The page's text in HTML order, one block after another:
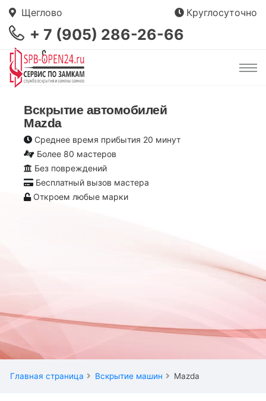
Щеглово Круглосуточно
+ 7 (905) 286-26-66
Вскрытие автомобилей
Mazda
Среднее время прибытия 20 минут
Более 80 мастеров
Без повреждений
Бесплатный вызов мастера
Откроем любые марки
Главная страница Вскрытие машин Mazda